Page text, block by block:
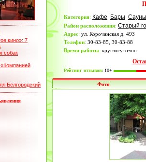
кино»: 7
собак
Белгородский
Категория: Кафе Бары Сауны
Район расположения: Старый
Адрес: ул. Корочанская д. 493
Телефон: 30-83-85, 30-83-88
Время работы: круглосуточно
Рейтинг отзывов: 10+
Фото